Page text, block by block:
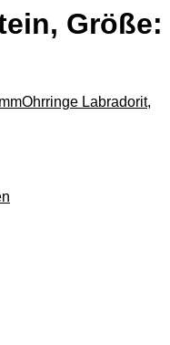
Größe:
Ohrringe Labradorit,